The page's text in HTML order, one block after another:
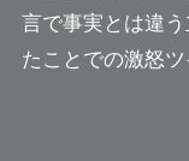
言で事実とは違
たことでの激怒